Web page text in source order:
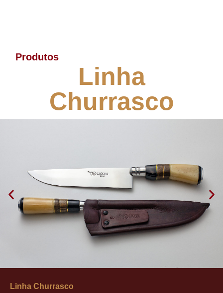
Produtos
Linha
Churrasco
Linha Churrasco